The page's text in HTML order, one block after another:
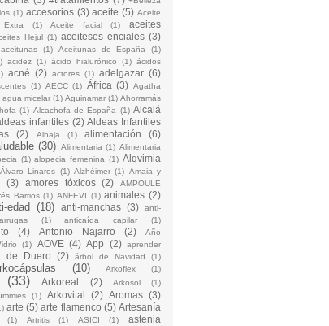
(1) accesorios (3) aceite (5) Aceite
(1) Aceite facial (1)
aceites
Hejul (1) aceiteses enciales (3)
aceitunas (1) Aceitunas de España
(1)
acidez (1) ácido hialurónico (1) ácidos
acné (2) actores (1) adelgazar (6)
(1) AECC (1) África (3) Agatha
agua micelar (1) Aguinamar (1) Ahorramás
(1) Alcachofa de España (1) Alcalá
infantiles (2) Aldeas Infantiles
(2) Alhaja (1) alimentación (6)
(30) Alimentaria (1) Alimentaria
(1) alopecia femenina (1) Alqvimia
Álvaro Linares (1) Alzhéimer (1) Amaia y
(3) amores tóxicos (2)
AMPOULE
Barrios (1) ANFEVI (1) animales (2)
edad (18) anti-manchas (3)
anti-
(1) anticaída capilar (1)
(4) Antonio Najarro (2)
Año
(1) AOVE (4) App (2) aprender
de Duero (2) árbol de Navidad
(1)
(10) Arkoflex (1)
(33) Arkoreal (2) Arkosol
(1)
(1) Arkovital (2) Aromas (3)
arte (5) arte flamenco (5) Artesanía
(1) Artritis (1) ASICI (1)
astenia